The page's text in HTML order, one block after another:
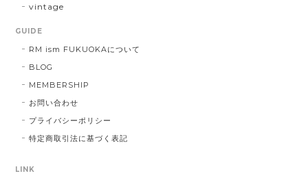
vintage
GUIDE
RM ism FUKUOKAについて
BLOG
MEMBERSHIP
お問い合わせ
プライバシーポリシー
特定商取引法に基づく表記
LINK